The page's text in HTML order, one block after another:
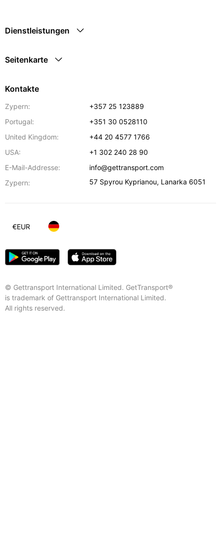
Dienstleistungen
Seitenkarte
Kontakte
Zypern:
+357 25 123889
Portugal:
+351 30 0528110
United Kingdom:
+44 20 4577 1766
USA:
+1 302 240 28 90
E-Mail-Addresse:
info@gettransport.com
Zypern:
57 Spyrou Kyprianou, Lanarka 6051
© Gettransport International Limited. GetTransport®
is trademark of Gettransport International Limited.
All rights reserved.
€EUR